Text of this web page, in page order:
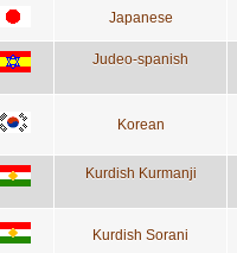
Japanese
Judeo-spanish
Korean
Kurdish Kurmanji
Kurdish Sorani